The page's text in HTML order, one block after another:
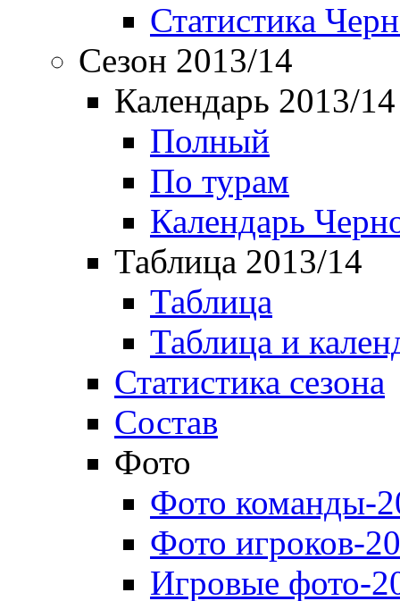
Статистика
Сезон 2013/14
Календарь 2013/14
Полный
По турам
Календарь
Таблица 2013/14
Таблица
Таблица и
Статистика сезона
Состав
Фото
Фото команды-
Фото игроков-
Игровые фото-